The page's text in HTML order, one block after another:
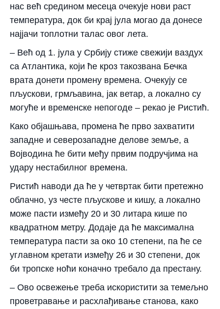
нас већ средином месеца очекује нови раст
температура, док би крај јула могао да донесе
најјачи топлотни талас овог лета.
– Већ од 1. јула у Србију стиже свежији ваздух
са Атлантика, који ће кроз такозвана Бечка
врата донети промену времена. Очекују се
пљускови, грмљавина, јак ветар, а локално су
могуће и временске непогоде – рекао је Ристић.
Како објашњава, промена ће прво захватити
западне и северозападне делове земље, а
Војводина ће бити међу првим подручјима на
удару нестабилног времена.
Ристић наводи да ће у четвртак бити претежно
облачно, уз честе пљускове и кишу, а локално
може пасти између 20 и 30 литара кише по
квадратном метру. Додаје да ће максимална
температура пасти за око 10 степени, па ће се
углавном кретати између 26 и 30 степени, док
би тропске ноћи коначно требало да престану.
– Ово освежење треба искористити за темељно
проветравање и расхлађивање станова, како